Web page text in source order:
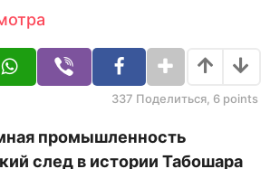
337 Поделиться, 6 points
промышленность
след в истории Табошара